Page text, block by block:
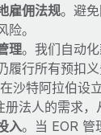
雇佣法规。避
。
理。我们自动
履行所有预扣义
在沙特阿拉伯设
法人的需求，
入。当 EOR 管